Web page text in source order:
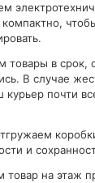
товары в срок,
В случае
курьер почти
и
товар на этаж